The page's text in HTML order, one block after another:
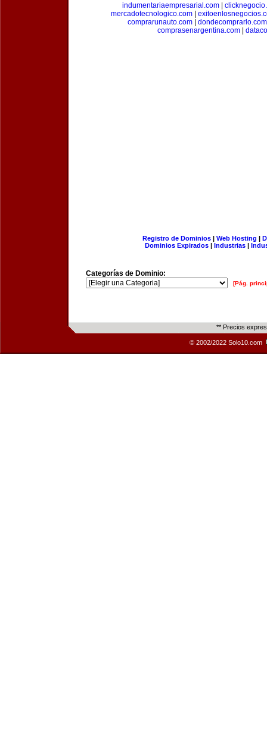
indumentariaempresarial.com
mercadotecnologico.com
comprarunauto.com| dondecomprarlo.com
comprasenargentina.com|
Registro de Dominios| Web Hosting |
Dominios Expirados | Industrias |
Categorías de Dominio:
[Pág.
** Precios
© 2002/2022 Solo10.com